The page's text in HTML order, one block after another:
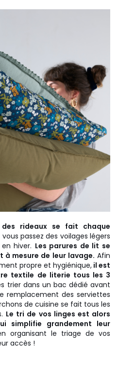
rideaux se fait chaque
passez des voilages légers
hiver. Les parures de lit se
mesure de leur lavage. Afin
propre et hygiénique, il est
textile de literie tous les 3
trier dans un bac dédié avant
remplacement des serviettes
de cuisine se fait tous les
Le tri de vos linges est alors
simplifie grandement leur
organisant le triage de vos
accès !